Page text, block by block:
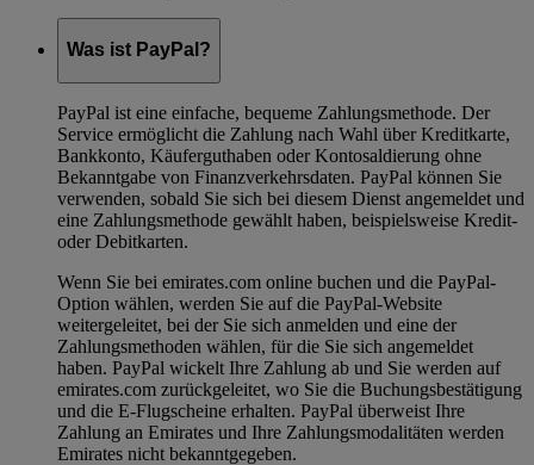
Was ist PayPal?
PayPal ist eine einfache, bequeme Zahlungsmethode. Der
Service ermöglicht die Zahlung nach Wahl über Kreditkarte,
Bankkonto, Käuferguthaben oder Kontosaldierung ohne
Bekanntgabe von Finanzverkehrsdaten. PayPal können Sie
verwenden, sobald Sie sich bei diesem Dienst angemeldet und
eine Zahlungsmethode gewählt haben, beispielsweise Kredit-
oder Debitkarten.
Wenn Sie bei emirates.com online buchen und die PayPal-
Option wählen, werden Sie auf die PayPal-Website
weitergeleitet, bei der Sie sich anmelden und eine der
Zahlungsmethoden wählen, für die Sie sich angemeldet
haben. PayPal wickelt Ihre Zahlung ab und Sie werden auf
emirates.com zurückgeleitet, wo Sie die Buchungsbestätigung
und die E-Flugscheine erhalten. PayPal überweist Ihre
Zahlung an Emirates und Ihre Zahlungsmodalitäten werden
Emirates nicht bekanntgegeben.